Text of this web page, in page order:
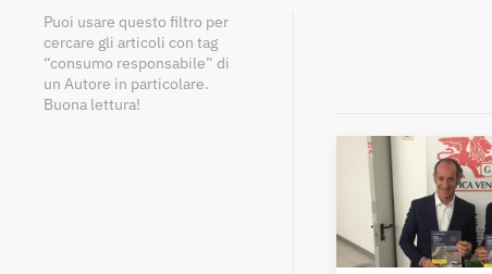
Puoi usare questo filtro per
cercare gli articoli con tag
“consumo responsabile” di
un Autore in particolare.
Buona lettura!